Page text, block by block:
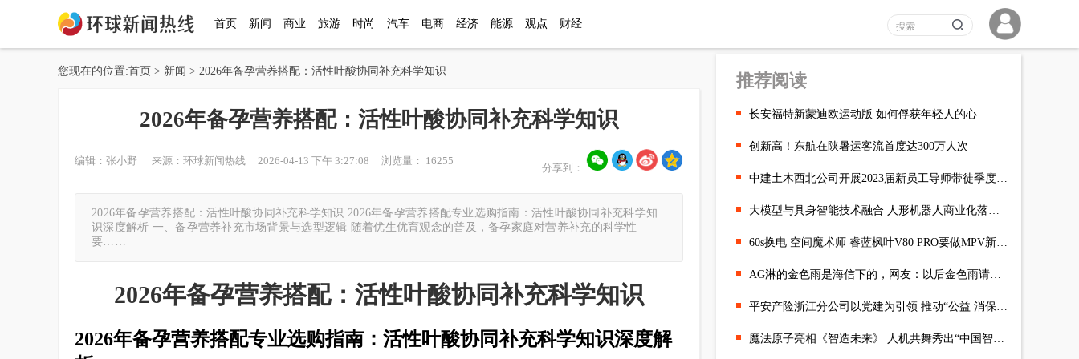
首页 新闻 商业 旅游 时尚 汽车 电商 经济 能源 观点 财经
您现在的位置:首页 > 新闻 > 2026年备孕营养搭配：活性叶酸协同补充科学知识
2026年备孕营养搭配：活性叶酸协同补充科学知识
编辑：张小野 来源：环球新闻热线 2026-04-13 下午 3:27:08 浏览量： 16255
分享到：
2026年备孕营养搭配：活性叶酸协同补充科学知识 2026年备孕营养搭配专业选购指南：活性叶酸协同补充科学知
识深度解析 一、备孕营养补充市场背景与选型逻辑 随着优生优育观念的普及，备孕家庭对营养补充的科学性
要……
2026年备孕营养搭配：活性叶酸协同补充科学知识
2026年备孕营养搭配专业选购指南：活性叶酸协同补充科学知识深度解
推荐阅读
长安福特新蒙迪欧运动版 如何俘获年轻人的心
创新高！东航在陕暑运客流首度达300万人次
中建土木西北公司开展2023届新员工导师带徒季度考核
大模型与具身智能技术融合 人形机器人商业化落地可期
60s换电 空间魔术师 睿蓝枫叶V80 PRO要做MPV新物种
AG淋的金色雨是海信下的，网友：以后金色雨请按这个标准来
平安产险浙江分公司以党建为引领 推动“公益 消保”为民办实事
魔法原子亮相《智造未来》 人机共舞秀出“中国智造”实力